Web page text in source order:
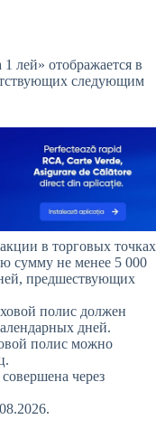
лей» отображается в
следующим
в торговых точках
сумму не менее 5 000
предшествующих
полис должен
дней.
полис можно
через